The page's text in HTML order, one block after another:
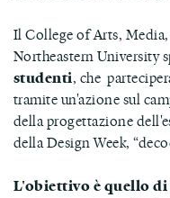
Il College of Arts,
Northeastern University
studenti, che
tramite un'azione sul
della progettazione
della Design Week,
L'obiettivo è quello di